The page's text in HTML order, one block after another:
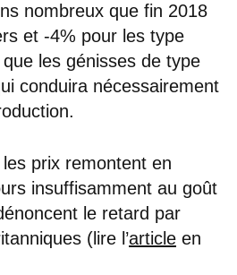
nombreux que fin 2018
et -4% pour les type
les génisses de type
conduira nécessairement
prix remontent en
insuffisamment au goût
le retard par
(lire l’article en